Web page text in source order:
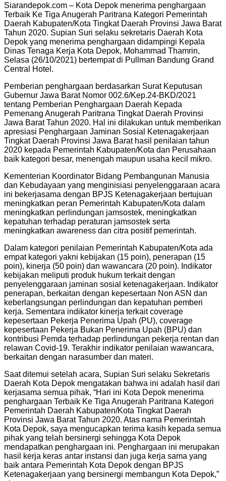
Siarandepok.com – Kota Depok menerima penghargaan
Terbaik Ke Tiga Anugerah Paritrana Kategori Pemerintah
Daerah Kabupaten/Kota Tingkat Daerah Provinsi Jawa Barat
Tahun 2020. Supian Suri selaku sekretaris Daerah Kota
Depok yang menerima penghargaan didampingi Kepala
Dinas Tenaga Kerja Kota Depok, Mohammad Thamrin,
Selasa (26/10/2021) bertempat di Pullman Bandung Grand
Central Hotel.
Pemberian penghargaan berdasarkan Surat Keputusan
Gubernur Jawa Barat Nomor 002.6/Kep.24-BKD/2021
tentang Pemberian Penghargaan Daerah Kepada
Pemenang Anugerah Paritrana Tingkat Daerah Provinsi
Jawa Barat Tahun 2020. Hal ini dilakukan untuk memberikan
apresiasi Penghargaan Jaminan Sosial Ketenagakerjaan
Tingkat Daerah Provinsi Jawa Barat hasil penilaian tahun
2020 kepada Pemerintah Kabupaten/Kota dan Perusahaan
baik kategori besar, menengah maupun usaha kecil mikro.
Kementerian Koordinator Bidang Pembangunan Manusia
dan Kebudayaan yang menginisiasi penyelenggaraan acara
ini bekerjasama dengan BPJS Ketenagakerjaan bertujuan
meningkatkan peran Pemerintah Kabupaten/Kota dalam
meningkatkan perlindungan jamsostek, meningkatkan
kepatuhan terhadap peraturan jamsostek serta
meningkatkan awareness dan citra positif pemerintah.
Dalam kategori penilaian Pemerintah Kabupaten/Kota ada
empat kategori yakni kebijakan (15 poin), penerapan (15
poin), kinerja (50 poin) dan wawancara (20 poin). Indikator
kebijakan meliputi produk hukum terkait dengan
penyelenggaraan jaminan sosial ketenagakerjaan. Indikator
penerapan, berkaitan dengan kepesertaan Non ASN dan
keberlangsungan perlindungan dan kepatuhan pemberi
kerja. Sementara indikator kinerja terkait coverage
kepesertaan Pekerja Penerima Upah (PU), coverage
kepesertaan Pekerja Bukan Penerima Upah (BPU) dan
kontribusi Pemda terhadap perlindungan pekerja rentan dan
relawan Covid-19. Terakhir indikator penilaian wawancara,
berkaitan dengan narasumber dan materi.
Saat ditemui setelah acara, Supian Suri selaku Sekretaris
Daerah Kota Depok mengatakan bahwa ini adalah hasil dari
kerjasama semua pihak, “Hari ini Kota Depok menerima
penghargaan Terbaik Ke Tiga Anugerah Paritrana Kategori
Pemerintah Daerah Kabupaten/Kota Tingkat Daerah
Provinsi Jawa Barat Tahun 2020. Atas nama Pemerintah
Kota Depok, saya mengucapkan terima kasih kepada semua
pihak yang telah bersinergi sehingga Kota Depok
mendapatkan penghargaan ini. Penghargaan ini merupakan
hasil kerja keras antar instansi dan juga kerja sama yang
baik antara Pemerintah Kota Depok dengan BPJS
Ketenagakerjaan yang bersinergi membangun Kota Depok,”